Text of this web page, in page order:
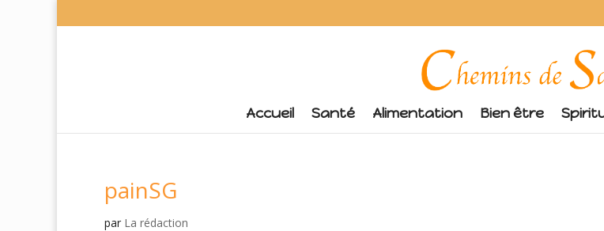
Accueil Santé Alimentation Bien être
painSG
par La rédaction